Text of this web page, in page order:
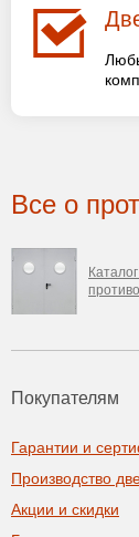
Все о
Покупателям
Гарантии и
Производство
Акции и скидки